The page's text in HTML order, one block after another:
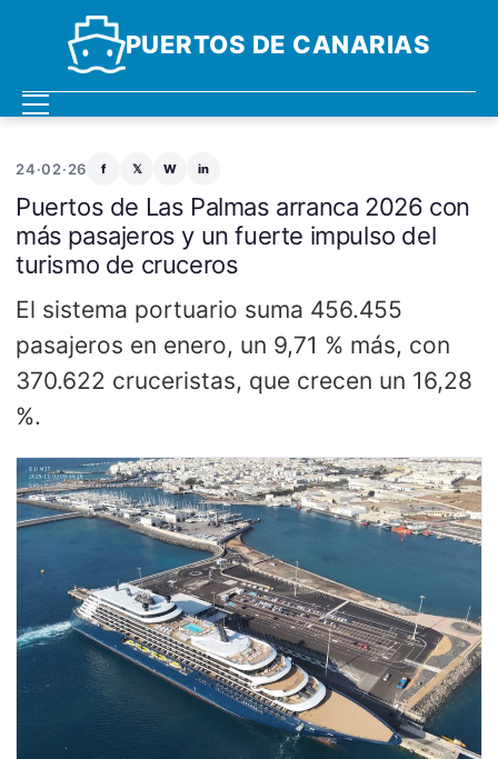
PUERTOS DE CANARIAS
24·02·26 f 𝕏 W in
Puertos de Las Palmas arranca 2026 con
más pasajeros y un fuerte impulso del
turismo de cruceros
El sistema portuario suma 456.455
pasajeros en enero, un 9,71 % más, con
370.622 cruceristas, que crecen un 16,28
%.